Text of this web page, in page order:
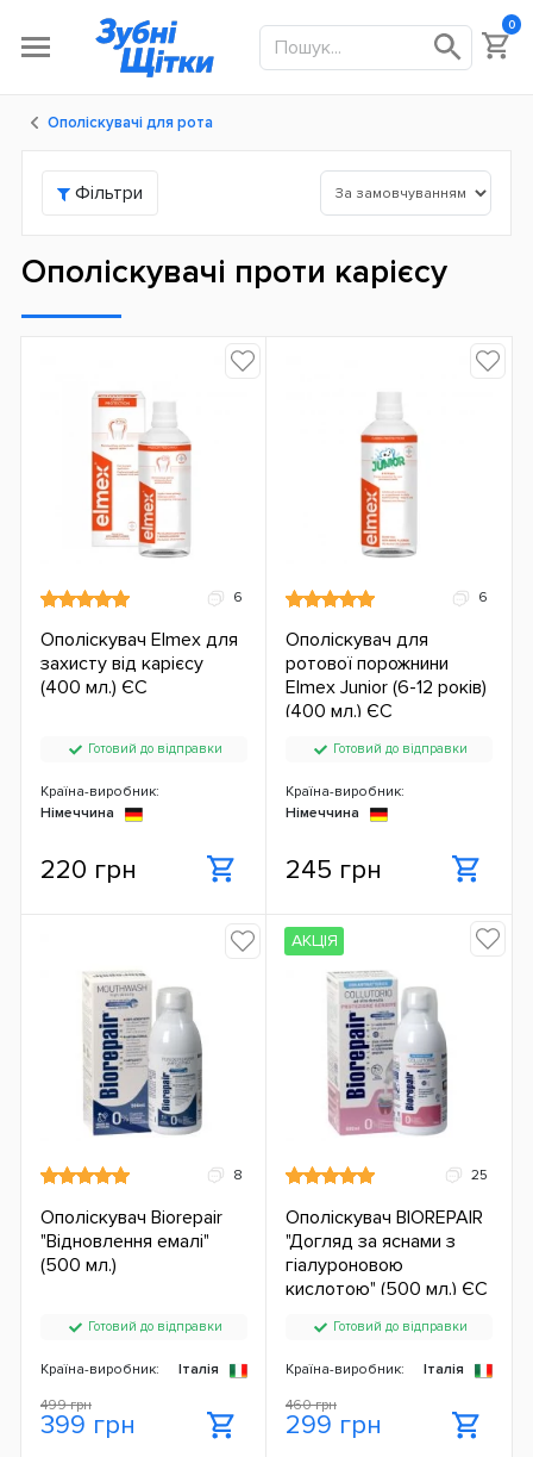
0
Ополіскувачі для рота
Фільтри
Ополіскувачі проти карієсу
6
Ополіскувач Elmex для
захисту від карієсу
(400 мл.) ЄС
Готовий до відправки
Країна-виробник:
Німеччина
220 грн
6
Ополіскувач для
ротової порожнини
Elmex Junior (6-12 років)
(400 мл.) ЄС
Готовий до відправки
Країна-виробник:
Німеччина
245 грн
8
Ополіскувач Biorepair
"Відновлення емалі"
(500 мл.)
Готовий до відправки
Країна-виробник:
Італія
499 грн
399 грн
25
Ополіскувач BIOREPAIR
"Догляд за яснами з
гіалуроновою
кислотою" (500 мл.) ЄС
Готовий до відправки
Країна-виробник:
Італія
460 грн
299 грн
АКЦІЯ